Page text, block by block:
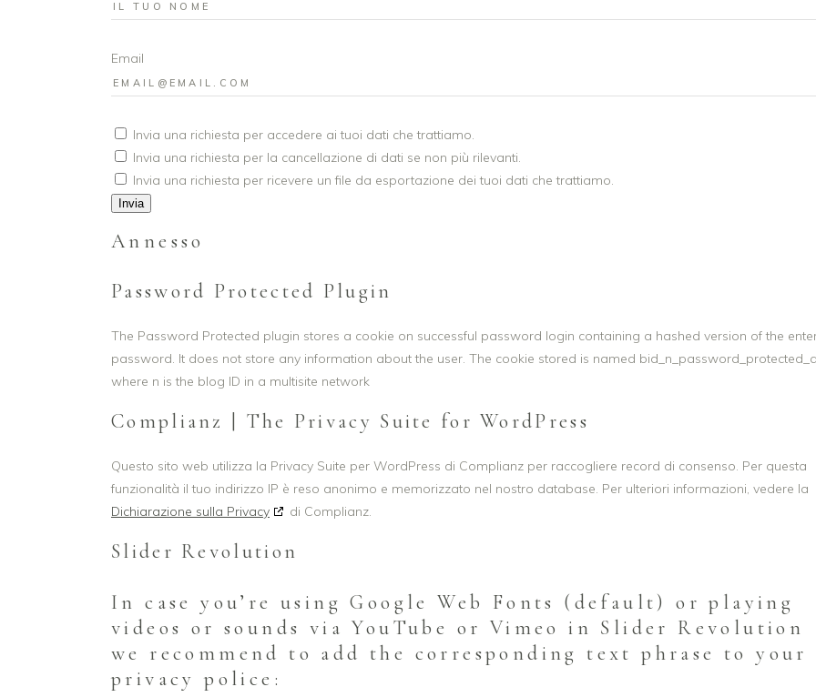
Email
Invia una richiesta per accedere ai tuoi dati che trattiamo.
Invia una richiesta per la cancellazione di dati se non più rilevanti.
Invia una richiesta per ricevere un file da esportazione dei tuoi dati che trattiamo.
Annesso
Password Protected Plugin
The Password Protected plugin stores a cookie on successful password login containing a hashed version of the
password. It does not store any information about the user. The cookie stored is named
where n is the blog ID in a multisite network
Complianz | The Privacy Suite for WordPress
Questo sito web utilizza la Privacy Suite per WordPress di Complianz per raccogliere record di consenso. Per questa
funzionalità il tuo indirizzo IP è reso anonimo e memorizzato nel nostro database. Per ulteriori informazioni, vedere la
Dichiarazione sulla Privacy
di Complianz.
Slider Revolution
In case you’re using Google Web Fonts (default) or playing
videos or sounds via YouTube or Vimeo in Slider Revolution
we recommend to add the corresponding text phrase to your
privacy police: